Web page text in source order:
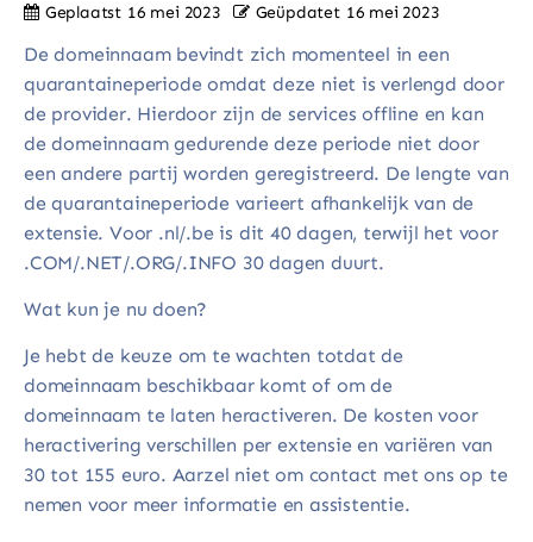
Geplaatst 16 mei 2023 Geüpdatet 16 mei 2023
De domeinnaam bevindt zich momenteel in een
quarantaineperiode omdat deze niet is verlengd door
de provider. Hierdoor zijn de services offline en kan
de domeinnaam gedurende deze periode niet door
een andere partij worden geregistreerd. De lengte van
de quarantaineperiode varieert afhankelijk van de
extensie. Voor .nl/.be is dit 40 dagen, terwijl het voor
.COM/.NET/.ORG/.INFO 30 dagen duurt.
Wat kun je nu doen?
Je hebt de keuze om te wachten totdat de
domeinnaam beschikbaar komt of om de
domeinnaam te laten heractiveren. De kosten voor
heractivering verschillen per extensie en variëren van
30 tot 155 euro. Aarzel niet om contact met ons op te
nemen voor meer informatie en assistentie.